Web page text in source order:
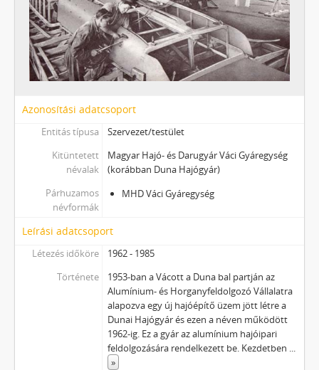
Azonosítási adatcsoport
Entitás típusa
Szervezet/testület
Kitüntetett
névalak
Magyar Hajó- és Darugyár Váci Gyáregység
(korábban Duna Hajógyár)
Párhuzamos
névformák
MHD Váci Gyáregység
Leírási adatcsoport
Létezés időköre
1962 - 1985
Története
1953-ban a Vácott a Duna bal partján az
Alumínium- és Horganyfeldolgozó Vállalatra
alapozva egy új hajóépítő üzem jött létre a
Dunai Hajógyár és ezen a néven működött
1962-ig. Ez a gyár az alumínium hajóipari
feldolgozására rendelkezett be. Kezdetben ...
»